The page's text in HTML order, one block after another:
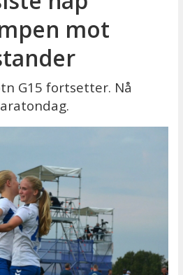
mot
G15 fortsetter. Nå